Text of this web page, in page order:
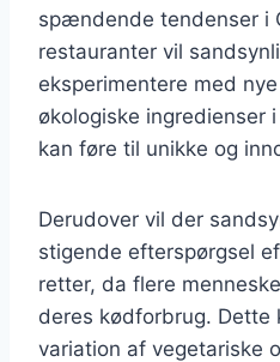
spændende tendenser i
restauranter vil
eksperimentere med
økologiske ingredienser
kan føre til unikke og
Derudover vil der
stigende efterspørgsel
retter, da flere
deres kødforbrug. Dette
variation af vegetariske